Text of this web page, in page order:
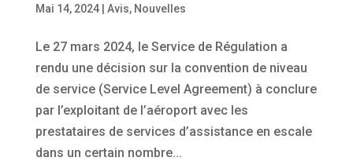
Mai 14, 2024| Avis, Nouvelles
Le 27 mars 2024, le Service de Régulation a
rendu une décision sur la convention de niveau
de service (Service Level Agreement) à conclure
par l’exploitant de l’aéroport avec les
prestataires de services d’assistance en escale
dans un certain nombre...